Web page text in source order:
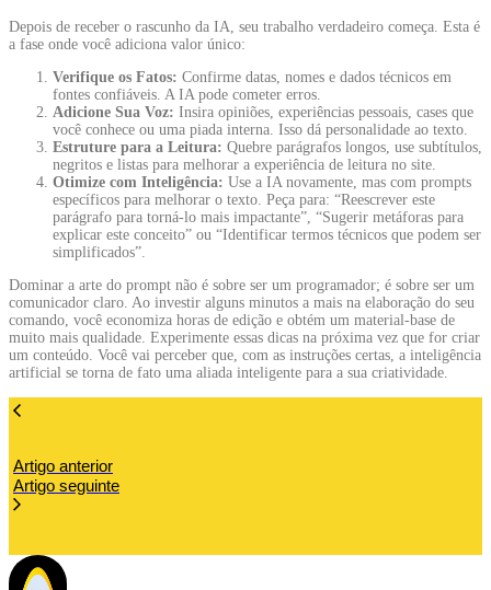
Depois de receber o rascunho da IA, seu trabalho verdadeiro começa. Esta é
a fase onde você adiciona valor único:
Verifique os Fatos: Confirme datas, nomes e dados técnicos em
fontes confiáveis. A IA pode cometer erros.
Adicione Sua Voz: Insira opiniões, experiências pessoais, cases que
você conhece ou uma piada interna. Isso dá personalidade ao texto.
Estruture para a Leitura: Quebre parágrafos longos, use subtítulos,
negritos e listas para melhorar a experiência de leitura no site.
Otimize com Inteligência: Use a IA novamente, mas com prompts
específicos para melhorar o texto. Peça para: “Reescrever este
parágrafo para torná-lo mais impactante”, “Sugerir metáforas para
explicar este conceito” ou “Identificar termos técnicos que podem ser
simplificados”.
Dominar a arte do prompt não é sobre ser um programador; é sobre ser um
comunicador claro. Ao investir alguns minutos a mais na elaboração do seu
comando, você economiza horas de edição e obtém um material-base de
muito mais qualidade. Experimente essas dicas na próxima vez que for criar
um conteúdo. Você vai perceber que, com as instruções certas, a inteligência
artificial se torna de fato uma aliada inteligente para a sua criatividade.
Artigo anterior
Artigo seguinte